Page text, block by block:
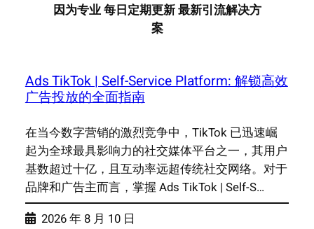
因为专业 每日定期更新 最新引流解决方
案
Ads TikTok | Self-Service Platform: 解锁高效
广告投放的全面指南
在当今数字营销的激烈竞争中，TikTok 已迅速崛
起为全球最具影响力的社交媒体平台之一，其用户
基数超过十亿，且互动率远超传统社交网络。对于
品牌和广告主而言，掌握 Ads TikTok | Self-S…
2026 年 8 月 10 日